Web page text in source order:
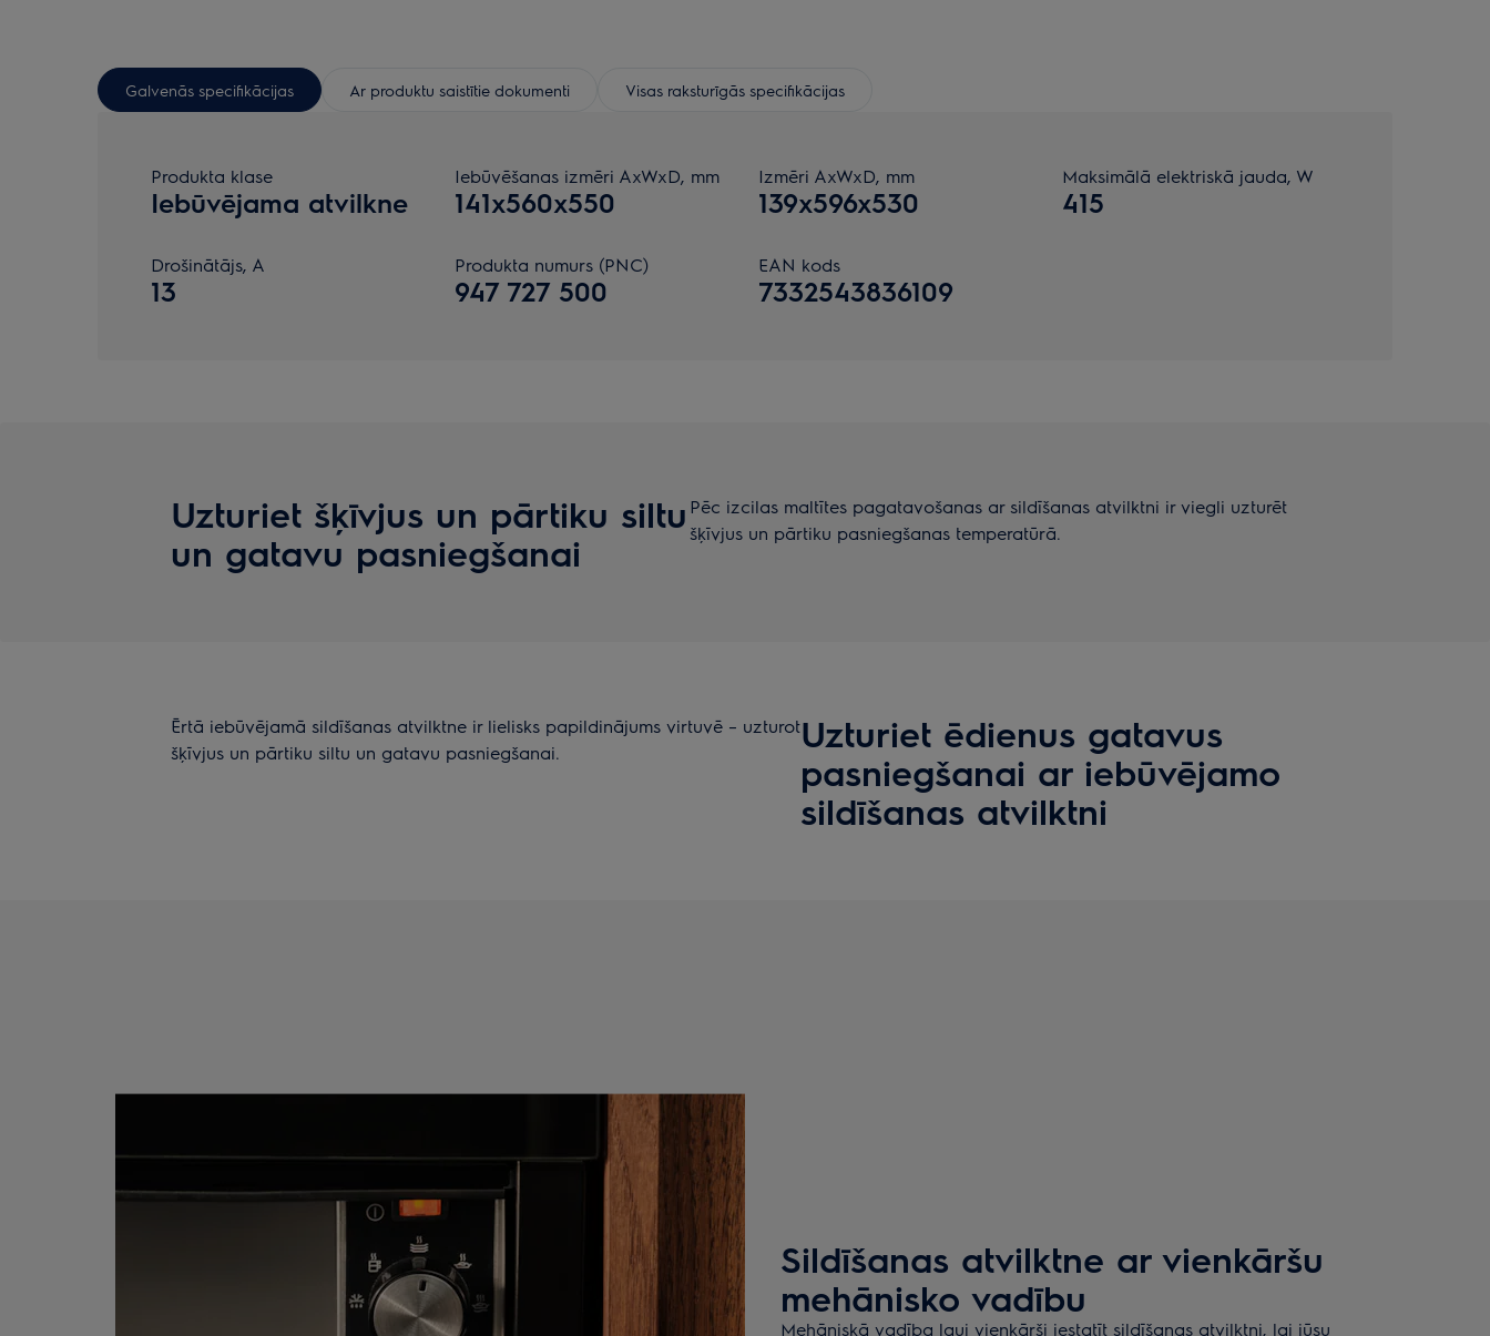
Galvenās specifikācijas Ar produktu saistītie dokumenti Visas raksturīgās specifikācijas
Produkta klase
Iebūvējama atvilkne
Iebūvēšanas izmēri AxWxD, mm
141x560x550
Izmēri AxWxD, mm
139x596x530
Maksimālā elektriskā jauda, W
415
Drošinātājs, A
13
Produkta numurs (PNC)
947 727 500
EAN kods
7332543836109
Uzturiet šķīvjus un pārtiku siltu
un gatavu pasniegšanai
Pēc izcilas maltītes pagatavošanas ar sildīšanas atvilktni ir viegli uzturēt
šķīvjus un pārtiku pasniegšanas temperatūrā.
Uzturiet ēdienus gatavus
pasniegšanai ar iebūvējamo
sildīšanas atvilktni
Ērtā iebūvējamā sildīšanas atvilktne ir lielisks papildinājums virtuvē – uzturot
šķīvjus un pārtiku siltu un gatavu pasniegšanai.
Sildīšanas atvilktne ar vienkāršu
mehānisko vadību
Mehāniskā vadība ļauj vienkārši iestatīt sildīšanas atvilktni, lai jūsu